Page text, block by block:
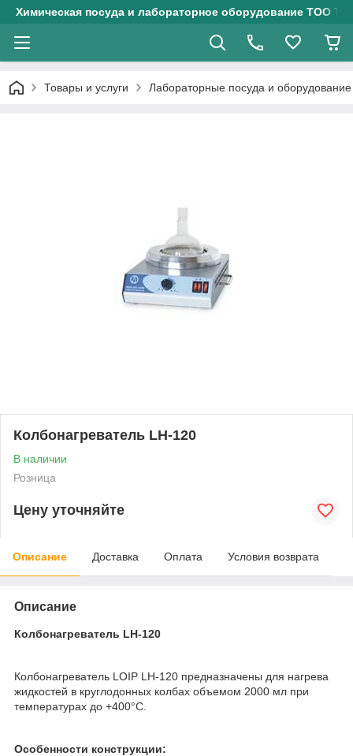
Химическая посуда и лабораторное оборудование ТОО
Товары и услуги Лабораторные посуда и оборудование
Колбонагреватель LH-120
В наличии
Розница
Цену уточняйте
Описание Доставка Оплата Условия возврата
Описание
Колбонагреватель LH-120
Колбонагреватель LOIP LH-120 предназначены для нагрева
жидкостей в круглодонных колбах объемом 2000 мл при
температурах до +400°С.
Особенности конструкции: